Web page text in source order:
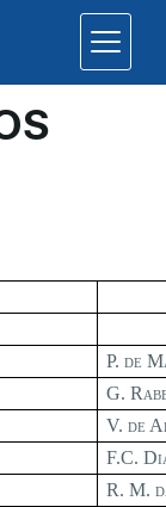
P. de
G.
V. de
F.C.
R. M.